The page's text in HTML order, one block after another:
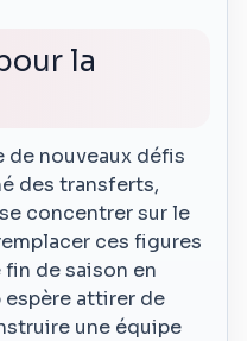
la
de nouveaux défis
des transferts,
concentrer sur le
ces figures
de saison en
attirer de
une équipe